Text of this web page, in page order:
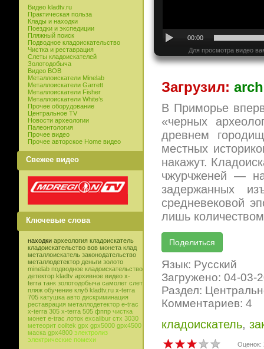
Видео kladtv.ru
Практическая польза
Клады и находки
Поездки и экспедиции
Пляжный поиск
Подводное кладоискательство
Чистка и реставрация
Слеты кладоискателей
Золотодобыча
Видео ВОВ
Металлоискатели Minelab
Металлоискатели Garrett
Металлоискатели Fisher
Металлоискатели White’s
Прочее оборудование
Центральное TV
Новости археологии
Палеонтология
Прочее видео
Прочее авторское Home видео
Свежее видео
Ключевые слова
находки археология кладоискатель
кладоискательство вов монета клад
металлоискатель законодательство
металлодетектор деньги золото
minelab подводное кладоискательство
детектор kladtv архивное видео x-
terra танк золотодобыча самолет слет
пляж обучение клуб kladtv,ru x-terra
705 катушка авто дискриминация
реставрация металлодетектор e-trac
x-terra 305 x-terra 505 фппр чистка
монет e-trac лоток excalibur стх 3030
метеорит coiltek gpx gpx5000 gpx4500
маска gpx4800 электролиз
электрические помехи
00:00
Для просмотра видео
Загрузил:
В Приморье
«черных
древнем
местных
накажут.
чжурчженей —
задержанных
средневековой
лишь
Язык: Русский
Загружено: 04-03-
Раздел:
Комментариев: 4
кладоискатель,
Оценок: